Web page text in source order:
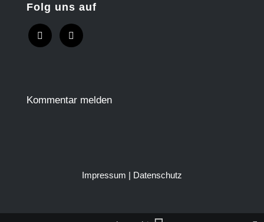
Folg uns auf
Kommentar melden
Impressum | Datenschutz